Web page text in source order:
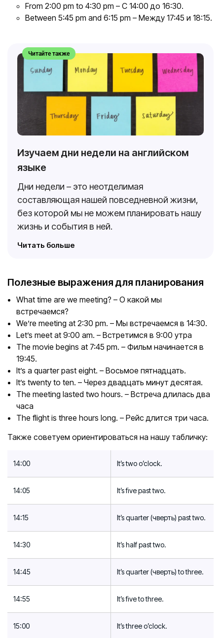
From 2:00 pm to 4:30 pm – С 14:00 до 16:30.
Between 5:45 pm and 6:15 pm – Между 17:45 и 18:15.
Изучаем дни недели на английском
языке
Читайте также
Дни недели – это неотделимая
составляющая нашей повседневной жизни,
без которой мы не можем планировать нашу
жизнь и события в ней.
Читать больше
Полезные выражения для планирования
What time are we meeting? – О какой мы
встречаемся?
We’re meeting at 2:30 pm. – Мы встречаемся в 14:30.
Let’s meet at 9:00 am. – Встретимся в 9:00 утра
The movie begins at 7:45 pm. – Фильм начинается в
19:45.
It’s a quarter past eight. – Восьмое пятнадцать.
It’s twenty to ten. – Через двадцать минут десятая.
The meeting lasted two hours. – Встреча длилась два
часа
The flight is three hours long. – Рейс длится три часа.
Также советуем ориентироваться на нашу табличку:
14:00 It’s two o’clock.
14:05 It’s five past two.
14:15 It’s quarter (чверть) past two.
14:30 It’s half past two.
14:45 It’s quarter (чверть) to three.
14:55 It’s five to three.
15:00 It’s three o’clock.